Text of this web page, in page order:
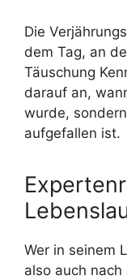
Die
dem Tag, an
Täuschung
darauf an,
wurde,
aufgefallen ist.
Wer in seinem
also auch nach